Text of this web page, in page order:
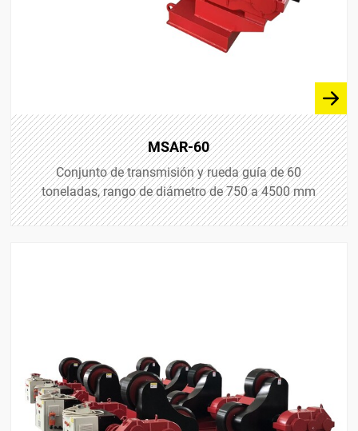
MSAR-60
Conjunto de transmisión y rueda guía de 60
toneladas, rango de diámetro de 750 a 4500 mm